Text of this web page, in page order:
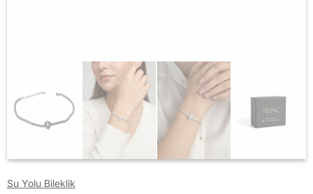
Su Yolu Bileklik